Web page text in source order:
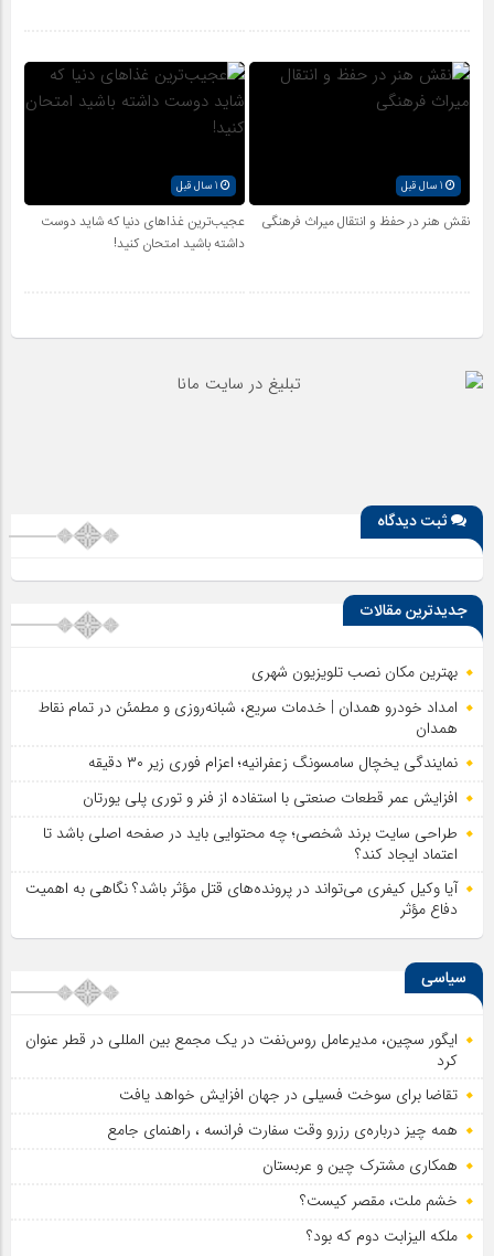
1 سال قبل
نقش هنر در حفظ و انتقال میراث فرهنگی
عجیب‌ترین غذاهای دنیا که شاید دوست
داشته باشید امتحان کنید!
ثبت دیدگاه
جدیدترین مقالات
بهترین مکان نصب تلویزیون شهری
امداد خودرو همدان | خدمات سریع، شبانه‌روزی و مطمئن در تمام نقاط
همدان
نمایندگی یخچال سامسونگ زعفرانیه؛ اعزام فوری زیر ۳۰ دقیقه
افزایش عمر قطعات صنعتی با استفاده از فنر و توری پلی یورتان
طراحی سایت برند شخصی؛ چه محتوایی باید در صفحه اصلی باشد تا
اعتماد ایجاد کند؟
آیا وکیل کیفری می‌تواند در پرونده‌های قتل مؤثر باشد؟ نگاهی به اهمیت
دفاع مؤثر
سیاسی
ایگور سچین، مدیرعامل روس‌نفت در یک مجمع بین المللی در قطر عنوان
کرد
تقاضا برای سوخت فسیلی در جهان افزایش خواهد یافت
همه چیز درباره‌ی رزرو وقت سفارت فرانسه ، راهنمای جامع
همکاری مشترک چین و عربستان
خشم ملت، مقصر کیست؟
ملکه الیزابت دوم که بود؟